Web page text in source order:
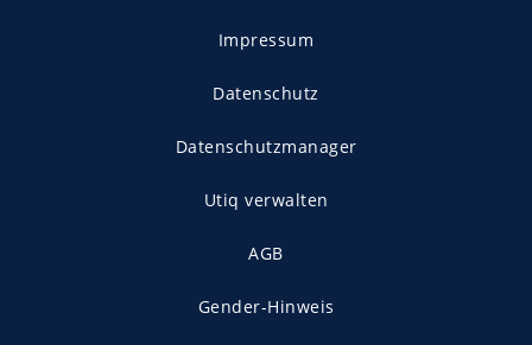
Impressum
Datenschutz
Datenschutzmanager
Utiq verwalten
AGB
Gender-Hinweis